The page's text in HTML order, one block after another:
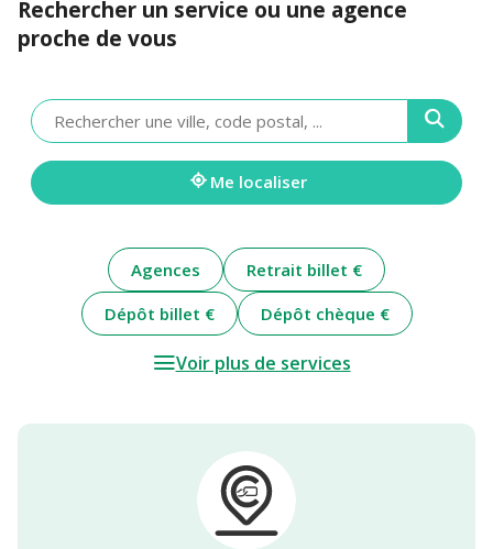
Rechercher un service ou une agence
proche de vous
Veuillez
renseigner
une
adresse
Me localiser
Agences
Retrait billet €
Dépôt billet €
Dépôt chèque €
Voir plus de services